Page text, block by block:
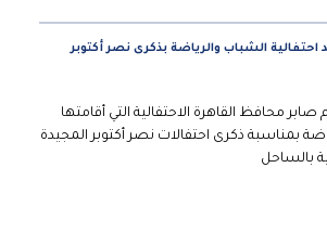
الشباب والرياضة بذكرى نصر أكتوبر
صابر محافظ القاهرة الاحتفالية التي أقامتها
بمناسبة ذكرى احتفالات نصر أكتوبر المجيدة
بالساحل